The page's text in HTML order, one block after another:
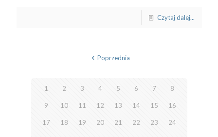
Czytaj dalej...
Poprzednia
1 2 3 4 5 6 7 8
9 10 11 12 13 14 15 16
17 18 19 20 21 22 23 24